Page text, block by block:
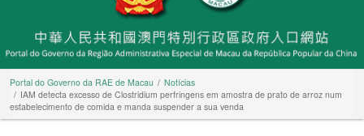
Portal do Governo da RAE de Macau
Notícias
IAM detecta excesso de Clostridium perfringens em amostra de prato de arroz num
estabelecimento de comida e manda suspender a sua venda